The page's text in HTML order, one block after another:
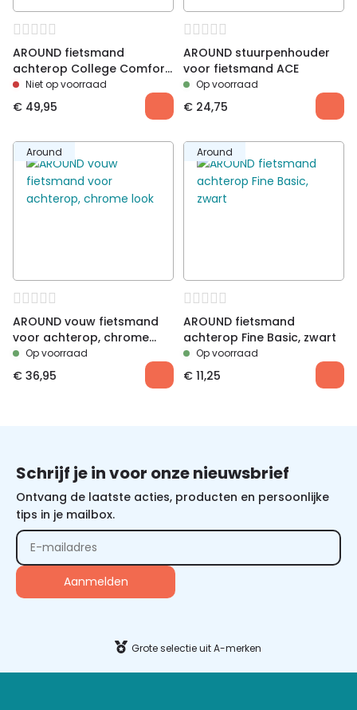
met leren riempjes
Dessin
Darcy
Geschikt voor
City
AROUND fietsmand
achterop College Comfort
Rattan Style Fix
Niet op voorraad
€ 49,95
AROUND stuurpenhouder
voor fietsmand ACE
Op voorraad
€ 24,75
Around
AROUND vouw fietsmand
voor achterop, chrome
lookOp voorraad
€ 36,95
Around
AROUND fietsmand
achterop Fine Basic, zwart
Op voorraad
€ 11,25
Schrijf je in voor onze nieuwsbrief
Ontvang de laatste acties, producten en persoonlijke
tips in je mailbox.
Alternative:
Grote selectie uit A-merken